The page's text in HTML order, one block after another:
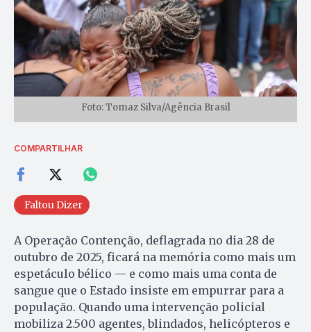
Foto: Tomaz Silva/Agência Brasil
COMPARTILHAR
Faltou Dizer
A Operação Contenção, deflagrada no dia 28 de
outubro de 2025, ficará na memória como mais um
espetáculo bélico — e como mais uma conta de
sangue que o Estado insiste em empurrar para a
população. Quando uma intervenção policial
mobiliza 2.500 agentes, blindados, helicópteros e